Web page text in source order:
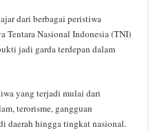
dari berbagai peristiwa
Tentara Nasional Indonesia (TNI)
jadi garda terdepan dalam
yang terjadi mulai dari
terorisme, gangguan
daerah hingga tingkat nasional.